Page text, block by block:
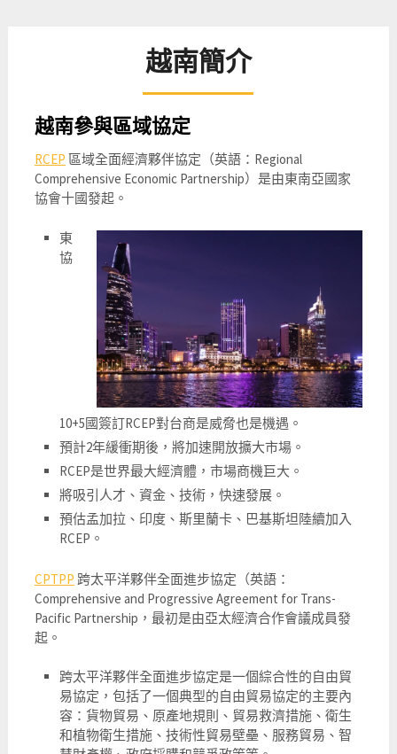
越南簡介
越南參與區域協定
RCEP 區域全面經濟夥伴協定（英語：Regional
Comprehensive Economic Partnership）是由東南亞國家
協會十國發起。
東
協
10+5國簽訂RCEP對台商是威脅也是機遇。
預計2年緩衝期後，將加速開放擴大市場。
RCEP是世界最大經濟體，市場商機巨大。
將吸引人才、資金、技術，快速發展。
預估孟加拉、印度、斯里蘭卡、巴基斯坦陸續加入
RCEP。
CPTPP 跨太平洋夥伴全面進步協定（英語：
Comprehensive and Progressive Agreement for Trans-
Pacific Partnership，最初是由亞太經濟合作會議成員發
起。
跨太平洋夥伴全面進步協定是一個綜合性的自由貿
易協定，包括了一個典型的自由貿易協定的主要內
容：貨物貿易、原產地規則、貿易救濟措施、衛生
和植物衛生措施、技術性貿易壁壘、服務貿易、智